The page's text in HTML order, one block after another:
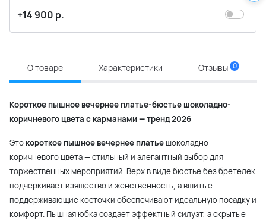
+14 900 р.
О товаре Характеристики Отзывы 0
Короткое пышное вечернее платье-бюстье шоколадно-
коричневого цвета с карманами — тренд 2026
Это короткое пышное вечернее платье шоколадно-
коричневого цвета — стильный и элегантный выбор для
торжественных мероприятий. Верх в виде бюстье без бретелек
подчеркивает изящество и женственность, а вшитые
поддерживающие косточки обеспечивают идеальную посадку и
комфорт. Пышная юбка создает эффектный силуэт, а скрытые